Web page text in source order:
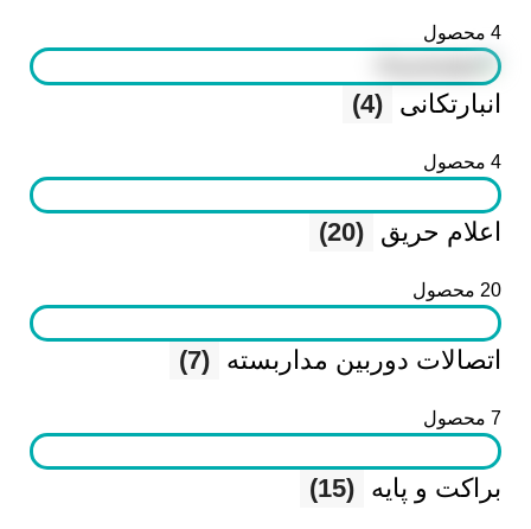
4 محصول
انبارتکانی (4)
4 محصول
اعلام حریق (20)
20 محصول
اتصالات دوربین مداربسته (7)
7 محصول
براکت و پایه (15)